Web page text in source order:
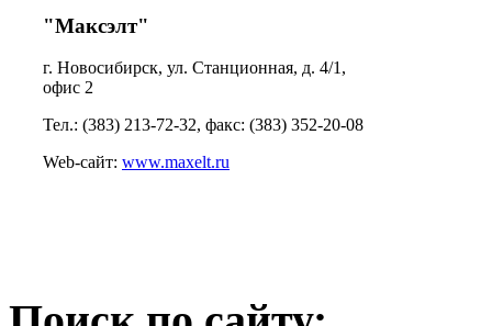
"Максэлт"
г. Новосибирск, ул. Станционная, д. 4/1,
офис 2
Тел.: (383) 213-72-32, факс: (383) 352-20-08
Web-сайт: www.maxelt.ru